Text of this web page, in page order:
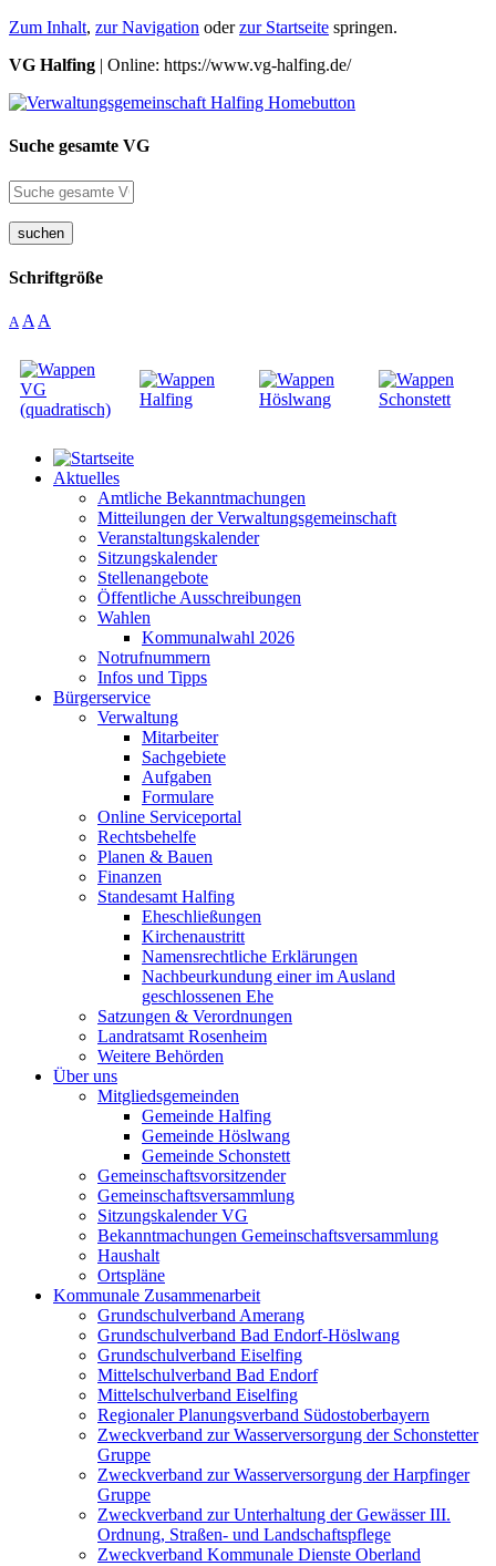
Zum Inhalt, zur Navigation oderzur Startseite springen.
VG Halfing | Online: https://www.vg-halfing.de/
Suche gesamte VG
suchen
Schriftgröße
A A A
Aktuelles
Amtliche Bekanntmachungen
Mitteilungen der Verwaltungsgemeinschaft
Veranstaltungskalender
Sitzungskalender
Stellenangebote
Öffentliche Ausschreibungen
Wahlen
Kommunalwahl 2026
Notrufnummern
Infos und Tipps
Bürgerservice
Verwaltung
Mitarbeiter
Sachgebiete
Aufgaben
Formulare
Online Serviceportal
Rechtsbehelfe
Planen & Bauen
Finanzen
Standesamt Halfing
Eheschließungen
Kirchenaustritt
Namensrechtliche Erklärungen
Nachbeurkundung einer im Ausland
geschlossenen Ehe
Satzungen & Verordnungen
Landratsamt Rosenheim
Weitere Behörden
Über uns
Mitgliedsgemeinden
Gemeinde Halfing
Gemeinde Höslwang
Gemeinde Schonstett
Gemeinschaftsvorsitzender
Gemeinschaftsversammlung
Sitzungskalender VG
Bekanntmachungen Gemeinschaftsversammlung
Haushalt
Ortspläne
Kommunale Zusammenarbeit
Grundschulverband Amerang
Grundschulverband Bad Endorf-Höslwang
Grundschulverband Eiselfing
Mittelschulverband Bad Endorf
Mittelschulverband Eiselfing
Regionaler Planungsverband Südostoberbayern
Zweckverband zur Wasserversorgung der Schonstetter
Gruppe
Zweckverband zur Wasserversorgung der Harpfinger
Gruppe
Zweckverband zur Unterhaltung der Gewässer III.
Ordnung, Straßen- und Landschaftspflege
Zweckverband Kommunale Dienste Oberland